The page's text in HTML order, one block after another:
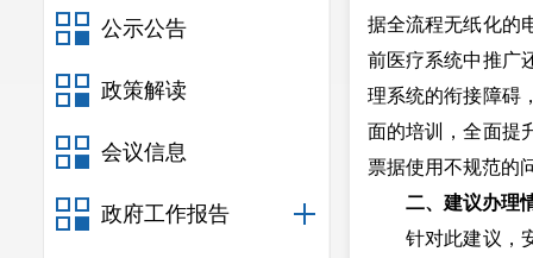
公示公告
政策解读
会议信息
政府工作报告
据全流程无纸化的
前医疗系统中推广
理系统的衔接障碍
面的培训，全面提
票据使用不规范的
二、建议办理
针对此建议，安